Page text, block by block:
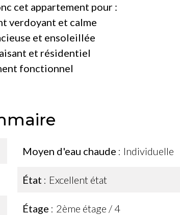
cet appartement pour :
verdoyant et calme
et ensoleillée
et résidentiel
fonctionnel
Moyen d'eau chaude Individuelle
État Excellent état
Étage 2ème étage / 4